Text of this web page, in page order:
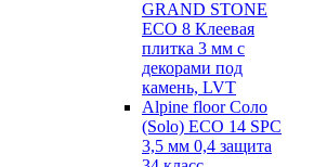
GRAND STONE
ECO 8 Клеевая
плитка 3 мм с
декорами под
камень, LVT
Alpine floor Соло
(Solo) ECO 14 SPC
3,5 мм 0,4 защита